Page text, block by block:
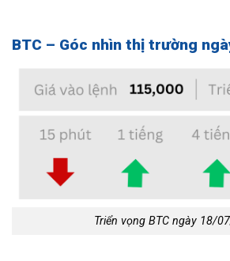
BTC – Góc nhìn thị trường
Triển vọng BTC ngày 18/